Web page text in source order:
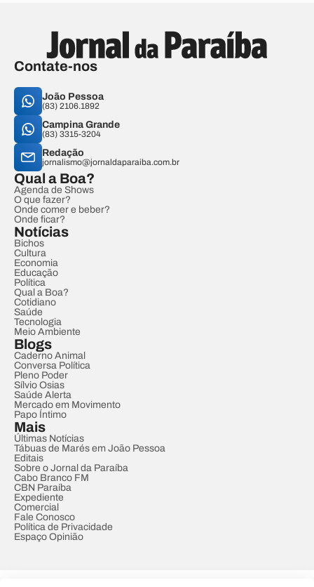
Contate-nos
João Pessoa
(83) 2106.1892
Campina Grande
(83) 3315-3204
Redação
jornalismo@jornaldaparaiba.com.br
Qual a Boa?
Agenda de Shows
O que fazer?
Onde comer e beber?
Onde ficar?
Notícias
Bichos
Cultura
Economia
Educação
Política
Qual a Boa?
Cotidiano
Saúde
Tecnologia
Meio Ambiente
Blogs
Caderno Animal
Conversa Política
Pleno Poder
Sílvio Osias
Saúde Alerta
Mercado em Movimento
Papo Íntimo
Mais
Últimas Notícias
Tábuas de Marés em João Pessoa
Editais
Sobre o Jornal da Paraíba
Cabo Branco FM
CBN Paraíba
Expediente
Comercial
Fale Conosco
Política de Privacidade
Espaço Opinião